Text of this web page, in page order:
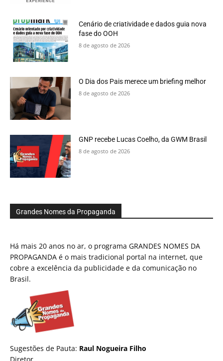
Cenário de criatividade e dados guia nova
fase do OOH
8 de agosto de 2026
O Dia dos Pais merece um briefing melhor
8 de agosto de 2026
GNP recebe Lucas Coelho, da GWM Brasil
8 de agosto de 2026
Grandes Nomes da Propaganda
Há mais 20 anos no ar, o programa GRANDES NOMES DA
PROPAGANDA é o mais tradicional portal na internet, que
cobre a excelência da publicidade e da comunicação no
Brasil.
Sugestões de Pauta: Raul Nogueira Filho